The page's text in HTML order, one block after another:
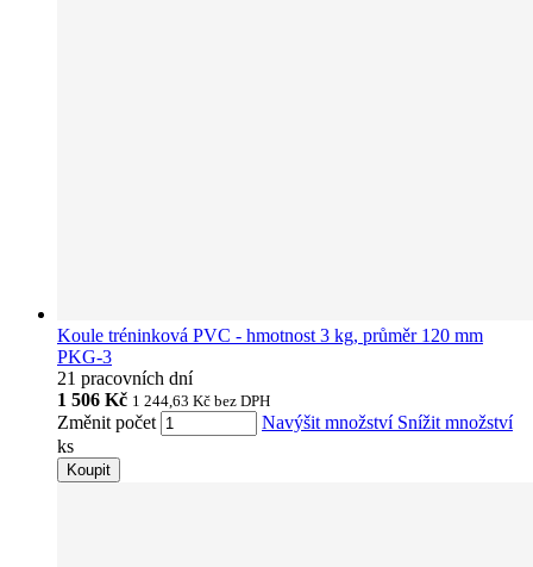
Koule tréninková PVC - hmotnost 3 kg, průměr 120 mm
PKG-3
21 pracovních dní
1 506 Kč 1 244,63 Kč bez DPH
Změnit počet Navýšit množství Snížit množství
ks
Koupit